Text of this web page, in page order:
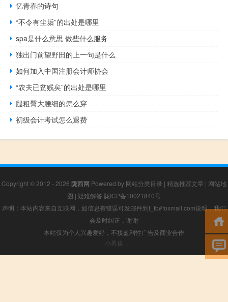
忆青春的诗句
“不令有尘垢”的出处是哪里
spa是什么意思 做些什么服务
独出门前望野田的上一句是什么
如何加入中国注册会计师协会
“农夫已贫贱矣”的出处是哪里
腿粗臀大腰细的怎么穿
初级会计考试怎么退费
Copyright © 2012 - 2026 陇西网 Powered by 网站分类目录 | 精选推荐文章 | 网站地
图 | 疑难解答 陇ICP备10021840号
声明：本站内容来自互联网，如信息有错误可发邮件到f_fb#foxmail.com说明，我们
会及时纠正，谢谢
本站仅为个人兴趣爱好，不接盈利性广告及商业合作
小男孩